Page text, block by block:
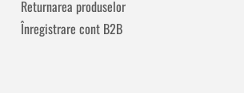
Returnarea produselor
Înregistrare cont B2B